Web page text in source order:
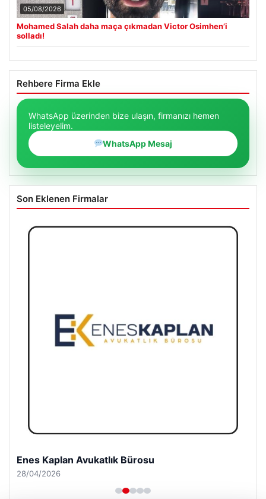
05/08/2026
Mohamed Salah daha maça çıkmadan Victor Osimhen’i
solladı!
Rehbere Firma Ekle
WhatsApp üzerinden bize ulaşın, firmanızı hemen
listeleyelim.
WhatsApp Mesaj
Son Eklenen Firmalar
Enes Kaplan Avukatlık Bürosu
28/04/2026